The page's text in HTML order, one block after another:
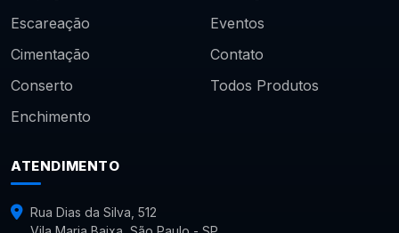
Escareação
Cimentação
Conserto
Enchimento
Eventos
Contato
Todos Produtos
ATENDIMENTO
Rua Dias da Silva, 512